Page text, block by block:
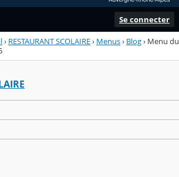
Se connecter
› RESTAURANT SCOLAIRE› Menus› Blog› Menu du